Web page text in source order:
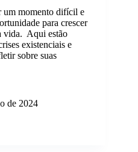
um momento difícil e
para crescer
vida. Aqui estão
existenciais e
sobre suas
de 2024